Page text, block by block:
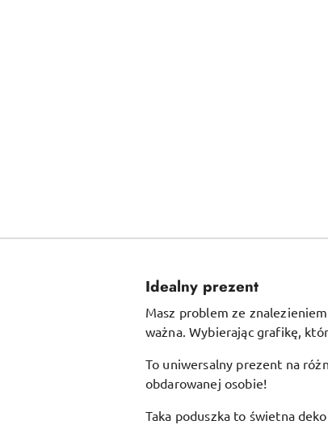
Idealny prezent
Masz problem ze
ważna. Wybierając grafikę,
To uniwersalny prezent na
obdarowanej osobie!
Taka poduszka to świetna